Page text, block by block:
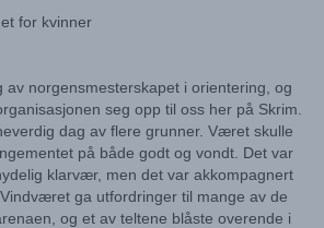
av norgensmesterskapet i orientering, og
seg opp til oss her på Skrim.
dag av flere grunner. Været skulle
på både godt og vondt. Det var
klarvær, men det var akkompagnert
ga utfordringer til mange av de
og et av teltene blåste overende i